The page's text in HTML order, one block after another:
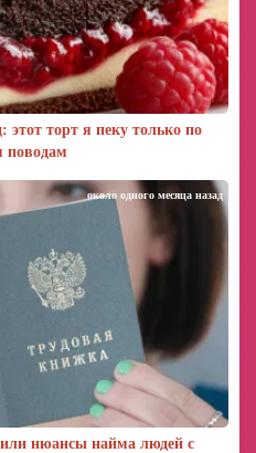
этот торт я пеку только по
поводам
нюансы найма людей с
около одного месяца назад